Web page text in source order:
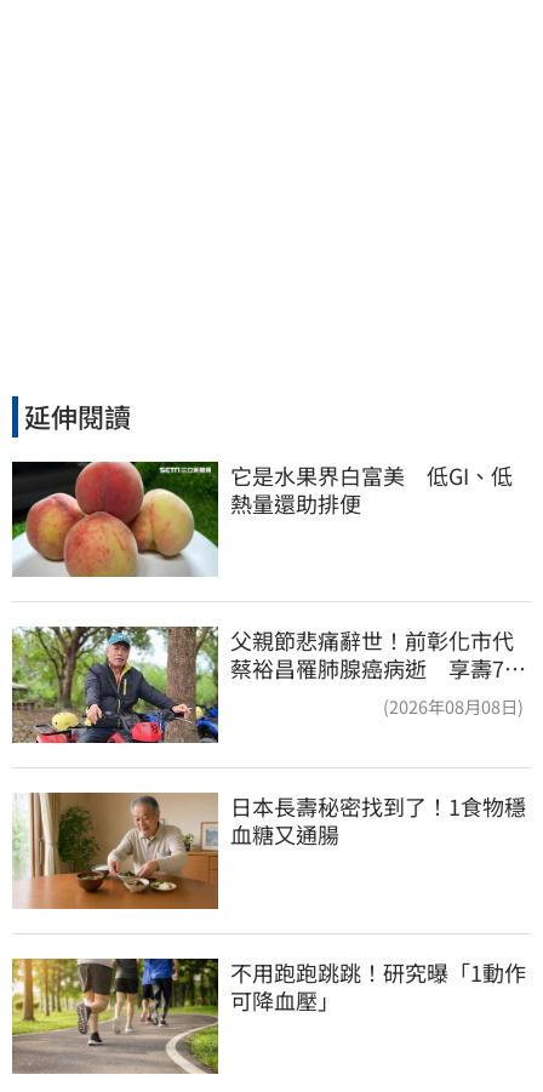
延伸閱讀
它是水果界白富美　低GI、低
熱量還助排便
父親節悲痛辭世！前彰化市代
蔡裕昌罹肺腺癌病逝 享壽71
(2026年08月08日)
日本長壽秘密找到了！1食物穩
血糖又通腸
不用跑跑跳跳！研究曝「1動作
可降血壓」